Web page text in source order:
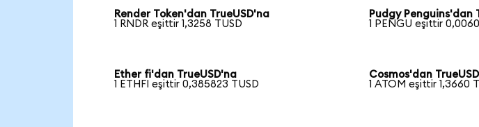
Render Token'dan TrueUSD'na
1 RNDR eşittir 1,3258 TUSD
Pudgy Penguins'dan
1 PENGU eşittir
Ether fi'dan TrueUSD'na
1 ETHFI eşittir 0,385823 TUSD
Cosmos'dan
1 ATOM eşittir 1,3660